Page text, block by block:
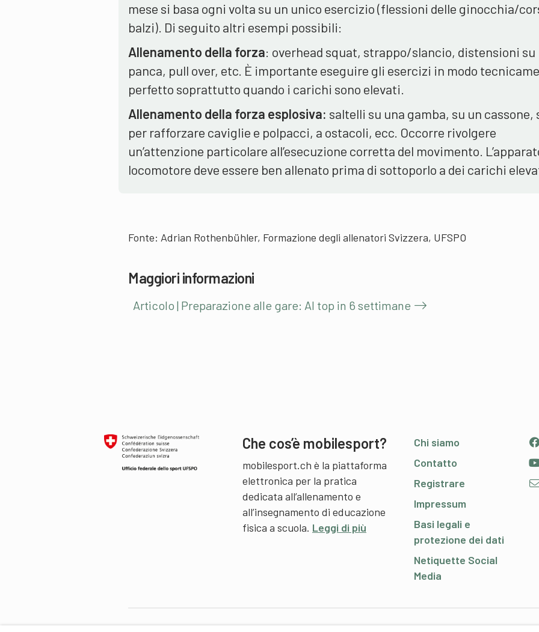
mese si basa ogni volta su un unico esercizio (flessioni delle ginocchia/
balzi). Di seguito altri esempi possibili:
Allenamento della forza: overhead squat, strappo/slancio, distensioni su
panca, pull over, etc. È importante eseguire gli esercizi in modo
perfetto soprattutto quando i carichi sono elevati.
Allenamento della forza esplosiva: saltelli su una gamba, su un cassone,
per rafforzare caviglie e polpacci, a ostacoli, ecc. Occorre rivolgere
un’attenzione particolare all’esecuzione corretta del movimento.
locomotore deve essere ben allenato prima di sottoporlo a dei carichi
Fonte: Adrian Rothenbühler, Formazione degli allenatori Svizzera, UFSPO
Maggiori informazioni
Articolo | Preparazione alle gare: Al top in 6 settimane
Che cos’è mobilesport?
mobilesport.ch è la piattaforma
elettronica per la pratica
dedicata all’allenamento e
all’insegnamento di educazione
fisica a scuola. Leggi di più
Chi siamo
Contatto
Registrare
Impressum
Basi legali e
protezione dei dati
Netiquette Social
Media